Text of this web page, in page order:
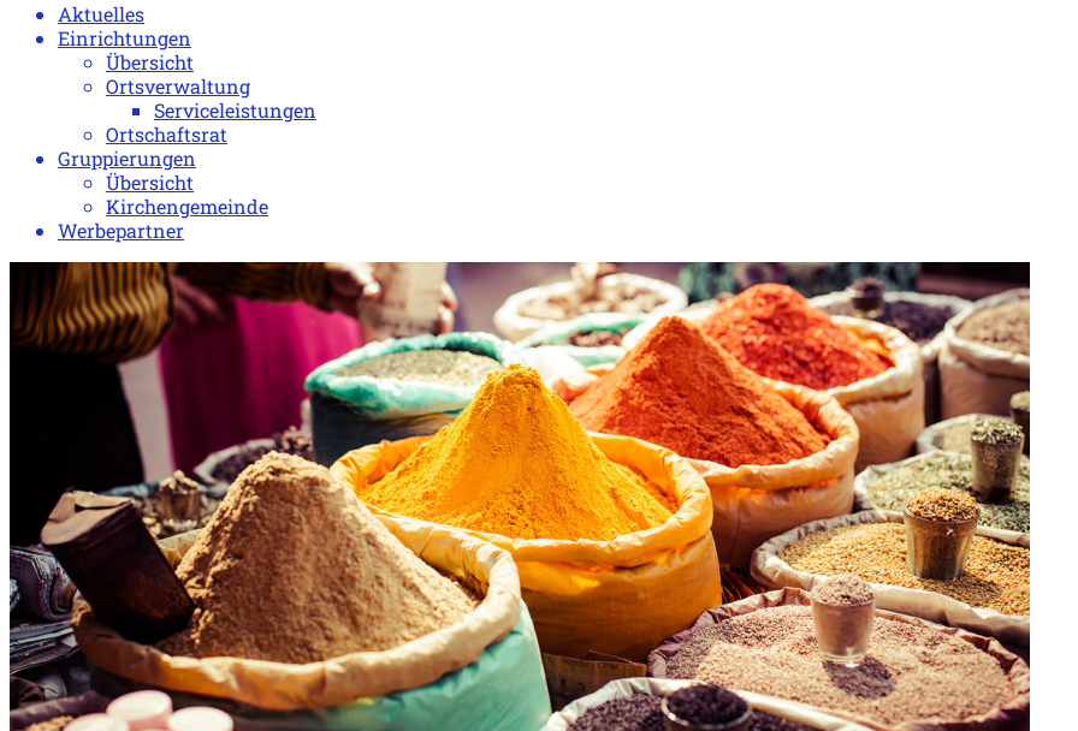
Aktuelles
Einrichtungen
Übersicht
Ortsverwaltung
Serviceleistungen
Ortschaftsrat
Gruppierungen
Übersicht
Kirchengemeinde
Werbepartner